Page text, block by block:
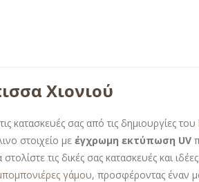
Χιονιού
κατασκευές σας από τις δημιουργίες του
στοιχείο με έγχρωμη εκτύπωση UV
τις δικές σας κατασκευές και
γάμου, προσφέροντας έναν